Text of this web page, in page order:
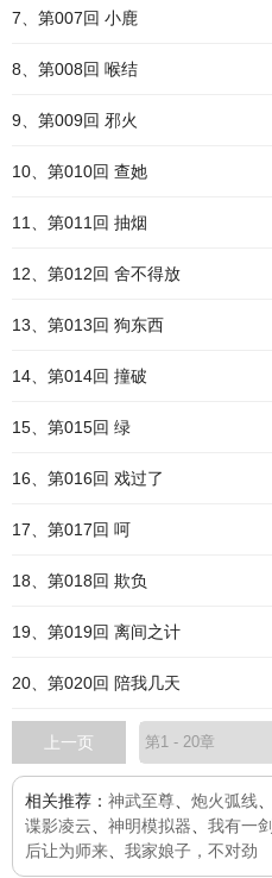
7、第007回 小鹿
8、第008回 喉结
9、第009回 邪火
10、第010回 查她
11、第011回 抽烟
12、第012回 舍不得放
13、第013回 狗东西
14、第014回 撞破
15、第015回 绿
16、第016回 戏过了
17、第017回 呵
18、第018回 欺负
19、第019回 离间之计
20、第020回 陪我几天
上一页
相关推荐： 神武至尊 炮火弧线
谍影凌云
神明模拟器 我有一剑
后让为师来
我家娘子，不对劲